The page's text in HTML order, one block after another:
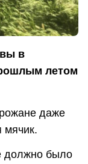
в
летом
даже
мячик.
должно было